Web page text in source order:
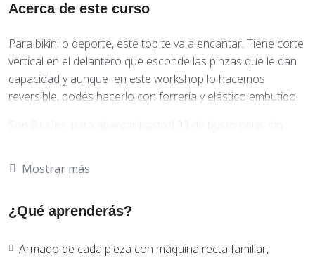
Acerca de este curso
Para bikini o deporte, este top te va a encantar. Tiene corte
vertical en el delantero que esconde las pinzas que le dan
capacidad y aunque en este workshop lo hacemos
reversible, podés hacerlo con forrería y elástico embutido.
hacerlo sin elásticos para mucho busto, eso lo reservamos
para una espalda más grande y un busto mas pequeño o
interno se recomienda elegir un talle más chico para que
Mostrar más
¿Qué aprenderás?
Armado de cada pieza con máquina recta familiar,